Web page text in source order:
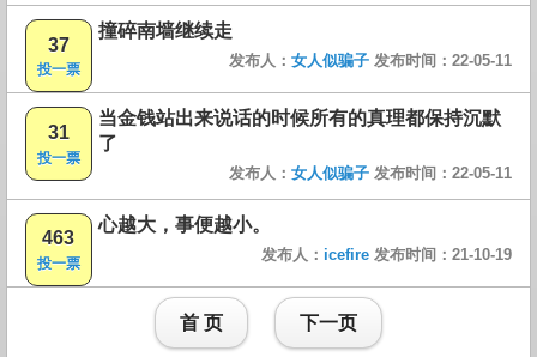
37
投一票
撞碎南墙继续走
发布人： 女人似骗子 发布时间：22-05-11
31
投一票
当金钱站出来说话的时候所有的真理都保持沉默
了
发布人： 女人似骗子 发布时间：22-05-11
463
投一票
心越大，事便越小。
发布人： icefire 发布时间：21-10-19
首 页 下一页